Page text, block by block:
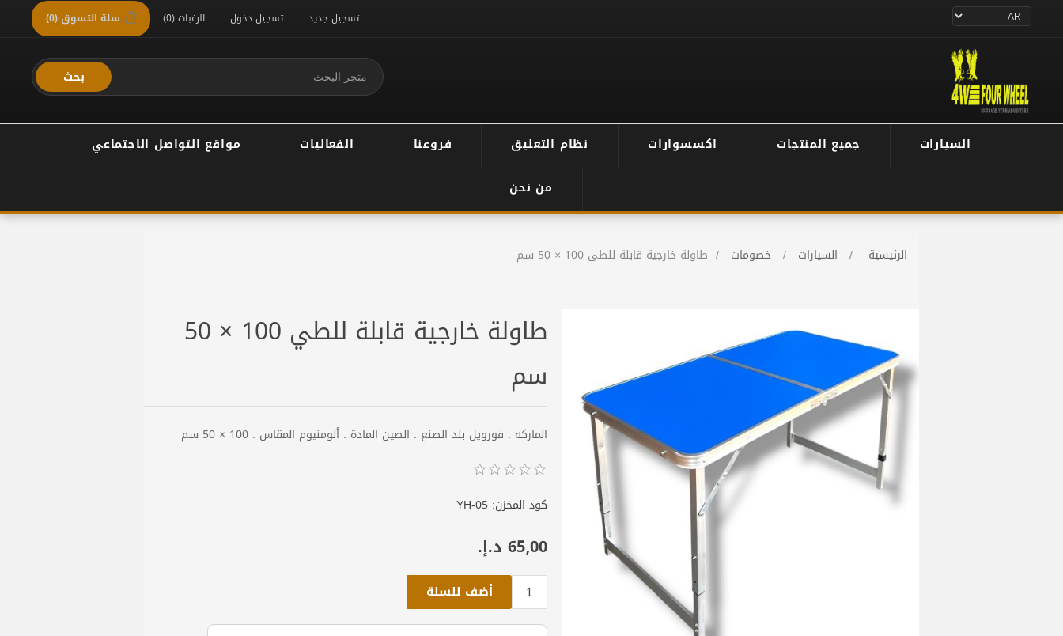
تسجيل جديد تسجيل دخول الرغبات(0) سلة التسوق(0)
بحث
السيارات جميع المنتجات اكسسوارات نظام التعليق فروعنا الفعاليات مواقع التواصل الاجتماعي
من نحن
الرئيسية / السيارات / خصومات / طاولة خارجية قابلة للطي 100 × 50 سم
طاولة خارجية قابلة للطي 100 × 50
سم
الماركة : فورويل بلد الصنع : الصين المادة : ألومنيوم المقاس : 100 × 50 سم
كود المخزن: YH-05
65٫00 د.إ.‏
أضف للسلة